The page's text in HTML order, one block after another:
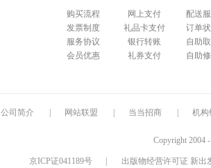
购买流程
发票制度
服务协议
会员优惠
网上支付
礼品卡支付
银行转账
礼券支付
配送
订单
自助
自助
公司简介 网站联盟 当当招商 机构
Copyright 2004
京ICP证041189号 出版物经营许可证 新出